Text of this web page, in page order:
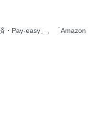
・Pay-easy」、「Amazon